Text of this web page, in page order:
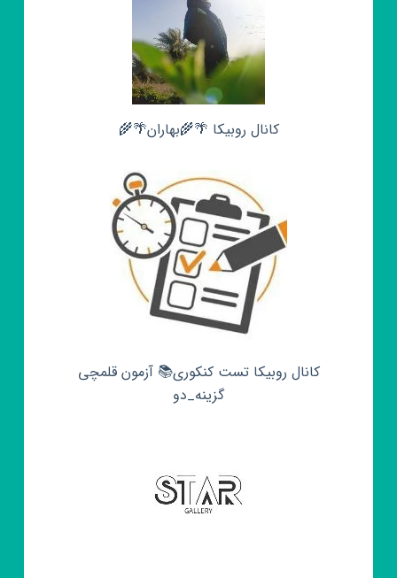
کانال روبیکا 🌴🌾بهاران🌴🌾
کانال روبیکا تست کنکوری📚 آزمون قلمچی‌‌
گزینه_دو